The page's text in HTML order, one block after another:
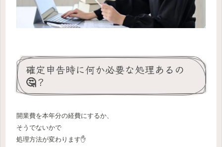
確定申告時に何か必要な処理あるの
🤔？
開業費を本年分の経費にするか、
そうでないかで
処理方法が変わります✋